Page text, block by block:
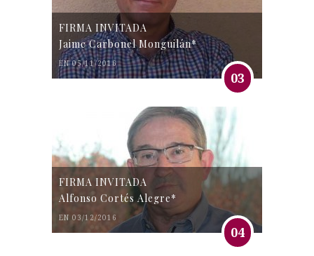
FIRMA INVITADA
Jaime Carbonel Monguilán*
EN 05/11/2016
03
FIRMA INVITADA
Alfonso Cortés Alegre*
EN 03/12/2016
04